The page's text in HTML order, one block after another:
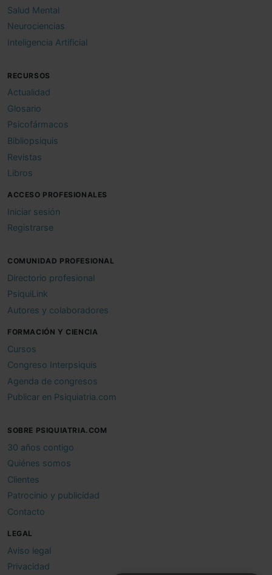
Salud Mental
Neurociencias
Inteligencia Artificial
RECURSOS
Actualidad
Glosario
Psicofármacos
Bibliopsiquis
Revistas
Libros
ACCESO PROFESIONALES
Iniciar sesión
Registrarse
COMUNIDAD PROFESIONAL
Directorio profesional
PsiquiLink
Autores y colaboradores
FORMACIÓN Y CIENCIA
Cursos
Congreso Interpsiquis
Agenda de congresos
Publicar en Psiquiatria.com
SOBRE PSIQUIATRIA.COM
30 años contigo
Quiénes somos
Clientes
Patrocinio y publicidad
Contacto
LEGAL
Aviso legal
Privacidad